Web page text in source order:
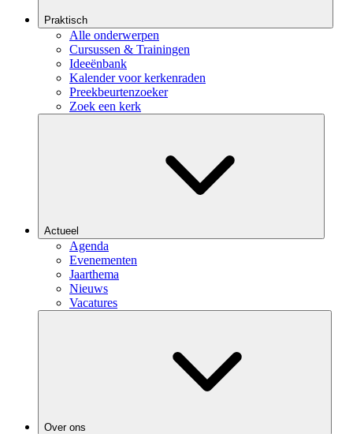
Praktisch
Alle onderwerpen
Cursussen & Trainingen
Ideeënbank
Kalender voor kerkenraden
Preekbeurtenzoeker
Zoek een kerk
Actueel
Agenda
Evenementen
Jaarthema
Nieuws
Vacatures
Over ons